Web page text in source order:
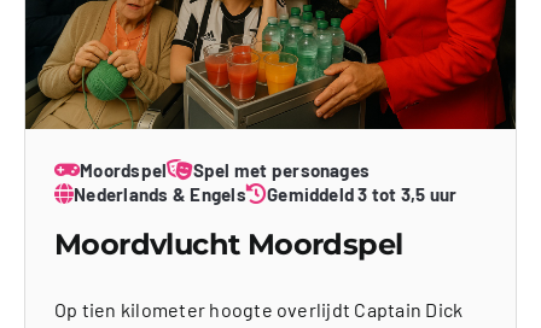
Moordspel
Spel met personages
Nederlands & Engels
Gemiddeld 3 tot 3,5 uur
Moordvlucht Moordspel
Op tien kilometer hoogte overlijdt Captain Dick